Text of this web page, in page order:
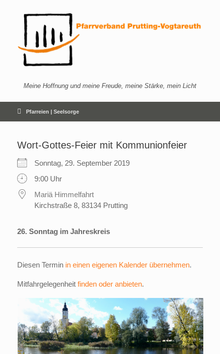
Meine Hoffnung und meine Freude, meine Stärke, mein Licht
Pfarreien | Seelsorge
Wort-Gottes-Feier mit Kommunionfeier
Sonntag, 29. September 2019
9:00 Uhr
Mariä Himmelfahrt
Kirchstraße 8, 83134 Prutting
26. Sonntag im Jahreskreis
Diesen Termin in einen eigenen Kalender übernehmen.
Mitfahrgelegenheit finden oder anbieten.